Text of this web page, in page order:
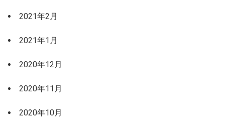
2021年2月
2021年1月
2020年12月
2020年11月
2020年10月